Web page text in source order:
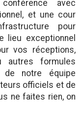
avec
et une cour
pour
lieu exceptionnel
vos réceptions,
autres formules
de notre équipe
officiels et de
ne faites rien, on